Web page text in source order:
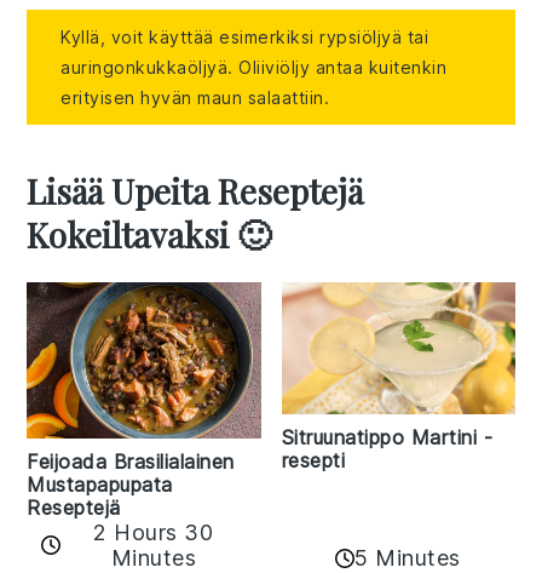
Kyllä, voit käyttää esimerkiksi rypsiöljyä tai
auringonkukkaöljyä. Oliiviöljy antaa kuitenkin
erityisen hyvän maun salaattiin.
Lisää Upeita Reseptejä
Kokeiltavaksi 🙂
Feijoada Brasilialainen
Mustapapupata
Reseptejä
2 Hours 30
Minutes
Sitruunatippo Martini -
resepti
5 Minutes